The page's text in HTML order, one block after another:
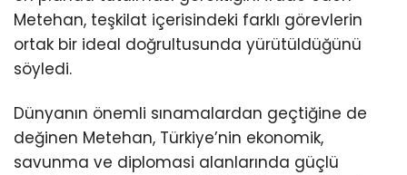
Metehan, teşkilat içerisindeki farklı görevlerin
ortak bir ideal doğrultusunda yürütüldüğünü
söyledi.
Dünyanın önemli sınamalardan geçtiğine de
değinen Metehan, Türkiye’nin ekonomik,
savunma ve diplomasi alanlarında güçlü